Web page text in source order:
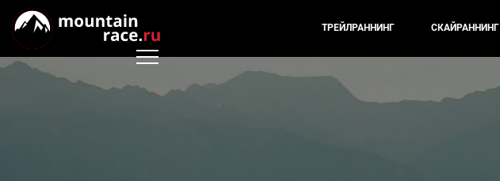
ТРЕЙЛРАННИНГ СКАЙРАННИНГ